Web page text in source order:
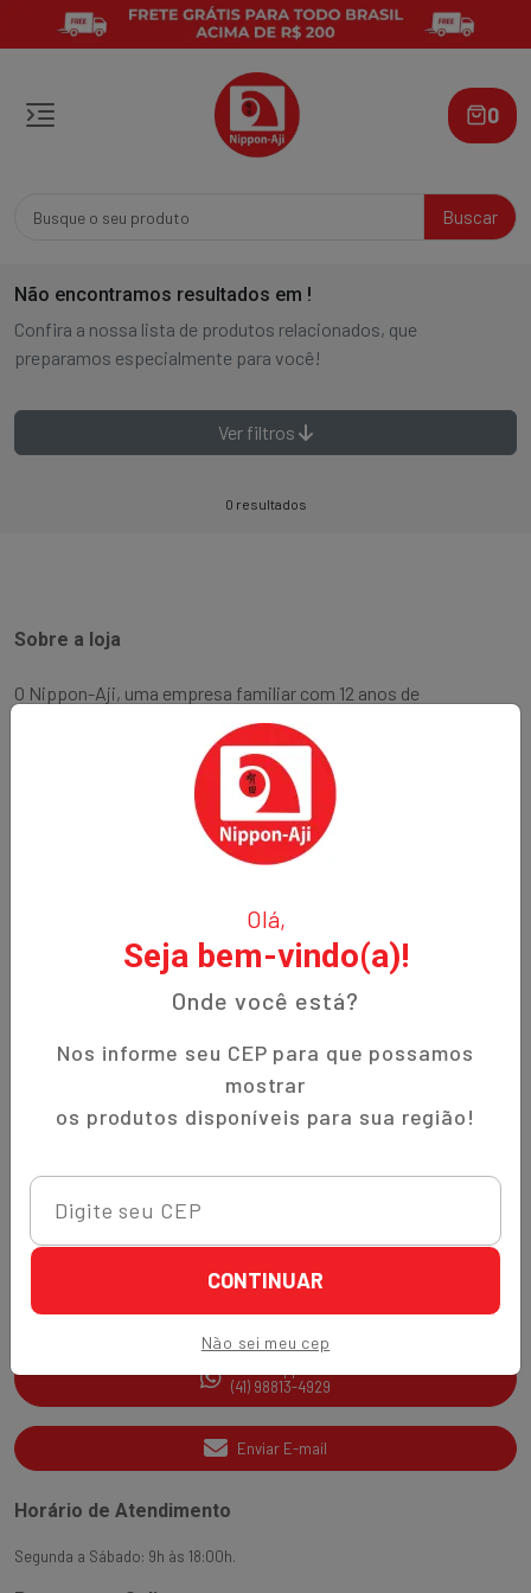
Olá,
Seja bem-vindo(a)!
Onde você está?
Nos informe seu CEP para que possamos
mostrar
os produtos disponíveis para sua região!
CONTINUAR
Não sei meu cep
Buscar
0
Não encontramos resultados em !
Confira a nossa lista de produtos relacionados, que
preparamos especialmente para você!
Ver filtros
0 resultados
Sobre a loja
O Nippon-Aji, uma empresa familiar com 12 anos de
experiência, é especializada em produtos orientais e naturais.
Fundada no bairro Bigorrilho em Curitiba, temos o
compromisso de oferecer aos nossos clientes qualidade,
preços justos e um atendimento excepcional. Descubra a
autenticidade e a tradição em cada produto!
Termos de Uso
Política de Privacidade
Trocas e Devoluções
Nippon-Aji App
Ajuda e Suporte
SAC
(41) 3538-2177
(41) 98813-4929
Enviar E-mail
Horário de Atendimento
Segunda a Sábado: 9h às 18:00h.